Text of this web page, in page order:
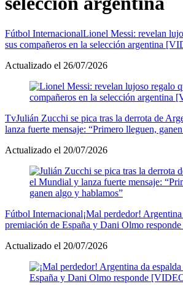
Fútbol InternacionalLionel Messi: revelan
sus compañeros en la selección argentina
Actualizado el 26/07/2026
TvJulián Zucchi se pica tras la derrota de
lanza fuerte mensaje: “Primero lleguen,
Actualizado el 20/07/2026
Fútbol Internacional¡Mal perdedor! Argentina
premiación de España y Dani Olmo
Actualizado el 20/07/2026